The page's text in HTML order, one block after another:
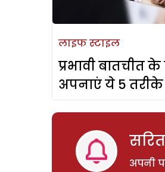
लाइफ स्टाइल
प्रभावी बातचीत
अपनाएं ये 5 तरीके
अपनी